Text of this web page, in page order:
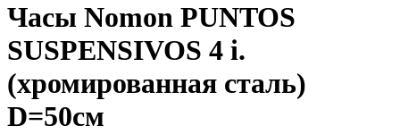
Часы Nomon PUNTOS
SUSPENSIVOS 4 i.
(хромированная сталь)
D=50см